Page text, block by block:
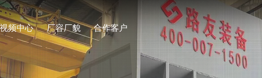
视频中心 厂容厂貌 合作客户